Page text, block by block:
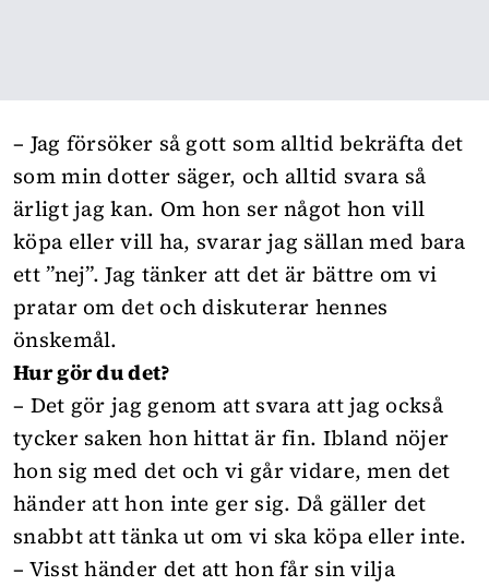
– Jag försöker så gott som alltid bekräfta det
som min dotter säger, och alltid svara så
ärligt jag kan. Om hon ser något hon vill
köpa eller vill ha, svarar jag sällan med bara
ett ”nej”. Jag tänker att det är bättre om vi
pratar om det och diskuterar hennes
önskemål.
Hur gör du det?
– Det gör jag genom att svara att jag också
tycker saken hon hittat är fin. Ibland nöjer
hon sig med det och vi går vidare, men det
händer att hon inte ger sig. Då gäller det
snabbt att tänka ut om vi ska köpa eller inte.
– Visst händer det att hon får sin vilja